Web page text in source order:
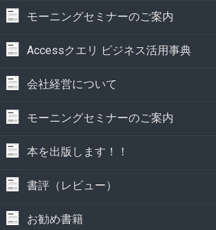
モーニングセミナーのご案内
Accessクエリ ビジネス活用事典
会社経営について
モーニングセミナーのご案内
本を出版します！！
書評（レビュー）
お勧め書籍